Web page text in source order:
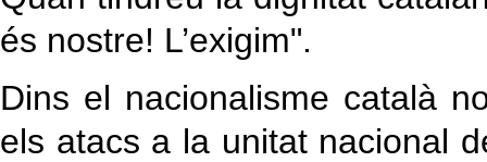
és nostre! L’exigim".
Dins el nacionalisme català
els atacs a la unitat nacional